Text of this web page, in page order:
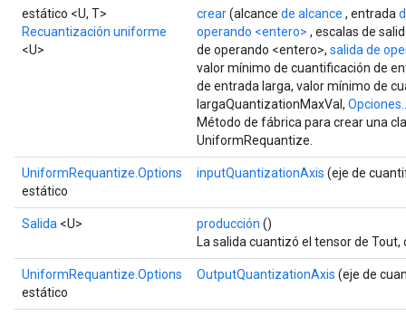
estático <U, T>
Recuantización uniforme
<U>
crear(alcance de alcance , entrada
operando <entero> , escalas de
de operando <entero>, salida de
valor mínimo de cuantificación de
de entrada larga, valor mínimo de
largaQuantizationMaxVal,
Método de fábrica para crear una
UniformRequantize.
UniformRequantize.Options
estático
inputQuantizationAxis (eje de
Salida <U> producción ()
La salida cuantizó el tensor de
UniformRequantize.Options
estático
OutputQuantizationAxis (eje de